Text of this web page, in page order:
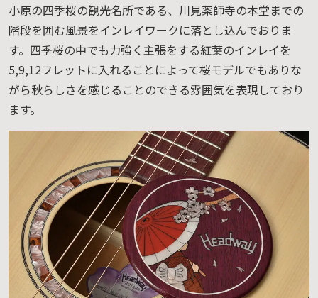
小原の四季桜の観光名所である、川見薬師寺の本堂までの
階段を囲む風景をインレイワークに落とし込んでおりま
す。四季桜の中でも力強く主張をする紅葉のインレイを
5,9,12フレットに入れることによって桜モデルでもありな
がら秋らしさを感じることのできる雰囲気を表現しており
ます。